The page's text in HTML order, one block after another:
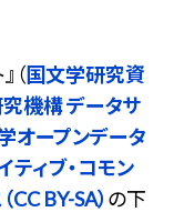
』（国文学研究資
機構 データサ
オープンデータ
ティブ・コモン
BY-SA） の下